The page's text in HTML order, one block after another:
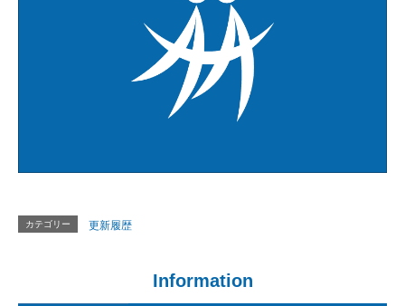
カテゴリー 更新履歴
Information